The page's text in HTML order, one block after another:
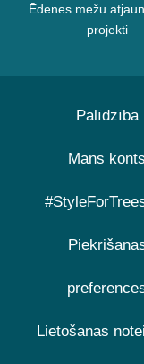
Ēdenes mežu
projekti
Palīdzība
Mans konts
Lietošanas